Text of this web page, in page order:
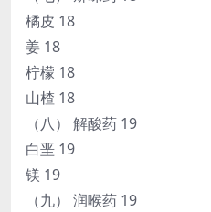
橘皮 18
姜 18
柠檬 18
山楂 18
（八） 解酸药 19
白垩 19
镁 19
（九） 润喉药 19